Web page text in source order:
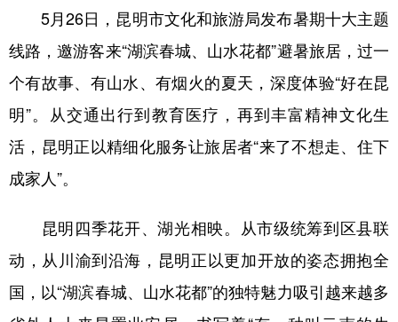
5月26日，昆明市文化和旅游局发布暑期十大主题
线路，邀游客来“湖滨春城、山水花都”避暑旅居，过一
个有故事、有山水、有烟火的夏天，深度体验“好在昆
明”。从交通出行到教育医疗，再到丰富精神文化生
活，昆明正以精细化服务让旅居者“来了不想走、住下
成家人”。
昆明四季花开、湖光相映。从市级统筹到区县联
动，从川渝到沿海，昆明正以更加开放的姿态拥抱全
国，以“湖滨春城、山水花都”的独特魅力吸引越来越多